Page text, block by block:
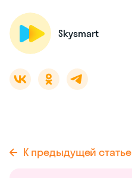
Skysmart
К предыдущей статье